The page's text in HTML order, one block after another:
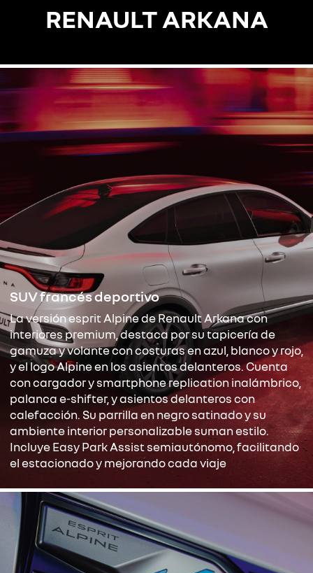
RENAULT ARKANA
SUV francés deportivo
La versión esprit Alpine de Renault Arkana con
interiores premium, destaca por su tapicería de
gamuza y volante con costuras en azul, blanco y rojo,
y el logo Alpine en los asientos delanteros. Cuenta
con cargador y smartphone replication inalámbrico,
palanca e-shifter, y asientos delanteros con
calefacción. Su parrilla en negro satinado y su
ambiente interior personalizable suman estilo.
Incluye Easy Park Assist semiautónomo, facilitando
el estacionado y mejorando cada viaje